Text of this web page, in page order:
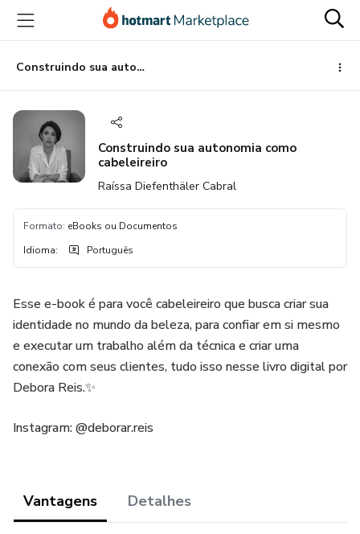
para
conteúdo
principal
para
pagamento
para
rodapé
Construindo sua autonomia como cabeleireiro
Construindo sua autonomia como
cabeleireiro
Raíssa Diefenthäler Cabral
Formato: eBooks ou Documentos
Idioma: Português
Esse e-book é para você cabeleireiro que busca criar sua
identidade no mundo da beleza, para confiar em si mesmo
e executar um trabalho além da técnica e criar uma
conexão com seus clientes, tudo isso nesse livro digital por
Debora Reis.✨
Instagram: @deborar.reis
Vantagens Detalhes